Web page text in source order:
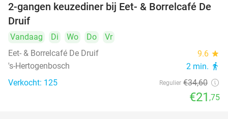
37%
2-gangen keuzediner bij Eet- & Borrelcafé De
Druif
Vandaag Di Wo Do
Vr
Eet- & Borrelcafé De Druif
9.6 star
's-Hertogenbosch 2 min. directions_walk
Verkocht: 125 Regulier €34,60
€21 ,75